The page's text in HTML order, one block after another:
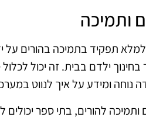
ותמיכה
למלא תפקיד בתמיכה בהורים על
ילדם בבית. זה יכול
נוחה ומידע על איך לנווט
להורים, בתי ספר